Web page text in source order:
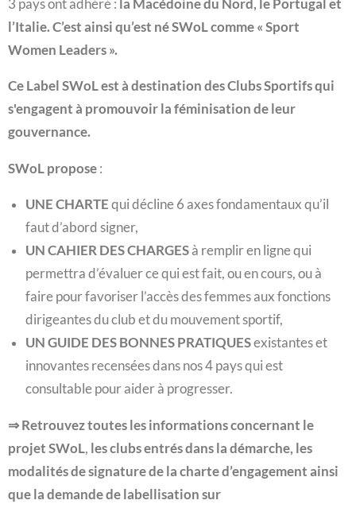
3 pays ont adhéré : la Macédoine du Nord, le Portugal et
l’Italie. C’est ainsi qu’est né SWoL comme « Sport
Women Leaders ».
Ce Label SWoL est à destination des Clubs Sportifs qui
s'engagent à promouvoir la féminisation de leur
gouvernance.
SWoL propose :
UNE CHARTE qui décline 6 axes fondamentaux qu’il
faut d’abord signer,
UN CAHIER DES CHARGES à remplir en ligne qui
permettra d’évaluer ce qui est fait, ou en cours, ou à
faire pour favoriser l’accès des femmes aux fonctions
dirigeantes du club et du mouvement sportif,
UN GUIDE DES BONNES PRATIQUESexistantes et
innovantes recensées dans nos 4 pays qui est
consultable pour aider à progresser.
⇒ Retrouvez toutes les informations concernant le
projet SWoL, les clubs entrés dans la démarche, les
modalités de signature de la charte d’engagement ainsi
que la demande de labellisation sur